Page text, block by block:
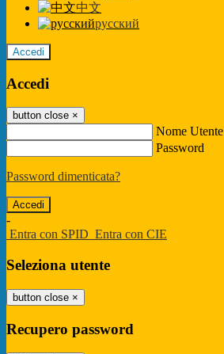
中文
русский
Accedi
Accedi
button close ×
Nome Utente
Password
Password dimenticata?
-
Entra con SPID Entra con CIE
Seleziona utente
button close ×
Recupero password